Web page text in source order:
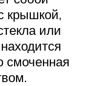
крышкой,
или
смоченная